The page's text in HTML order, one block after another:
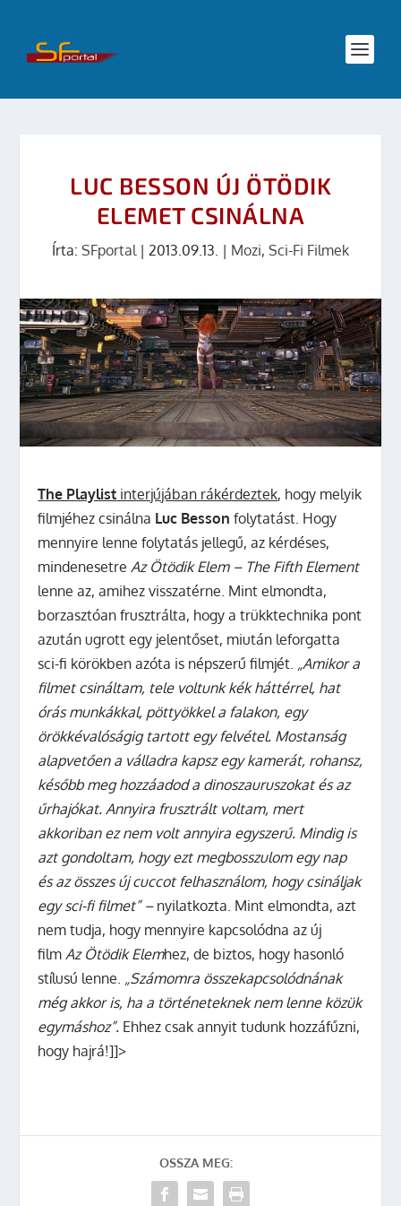
LUC BESSON ÚJ ÖTÖDIK
ELEMET CSINÁLNA
Írta: SFportal| 2013.09.13. | Mozi, Sci-Fi Filmek
The Playlist interjújában rákérdeztek, hogy melyik
filmjéhez csinálna Luc Besson folytatást. Hogy
mennyire lenne folytatás jellegű, az kérdéses,
mindenesetre Az Ötödik Elem – The Fifth Element
lenne az, amihez visszatérne. Mint elmondta,
borzasztóan frusztrálta, hogy a trükktechnika pont
azután ugrott egy jelentőset, miután leforgatta
sci-fi körökben azóta is népszerű filmjét. „Amikor a
filmet csináltam, tele voltunk kék háttérrel, hat
órás munkákkal, pöttyökkel a falakon, egy
örökkévalóságig tartott egy felvétel. Mostanság
alapvetően a válladra kapsz egy kamerát, rohansz,
később meg hozzáadod a dinoszauruszokat és az
űrhajókat. Annyira frusztrált voltam, mert
akkoriban ez nem volt annyira egyszerű. Mindig is
azt gondoltam, hogy ezt megbosszulom egy nap
és az összes új cuccot felhasználom, hogy csináljak
egy sci-fi filmet” – nyilatkozta. Mint elmondta, azt
nem tudja, hogy mennyire kapcsolódna az új
film Az Ötödik Elemhez, de biztos, hogy hasonló
stílusú lenne. „Számomra összekapcsolódnának
még akkor is, ha a történeteknek nem lenne közük
egymáshoz”. Ehhez csak annyit tudunk hozzáfűzni,
hogy hajrá!]]>
OSSZA MEG: